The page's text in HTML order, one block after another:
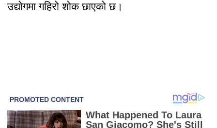
उद्योगमा गहिरो शोक छाएको छ।